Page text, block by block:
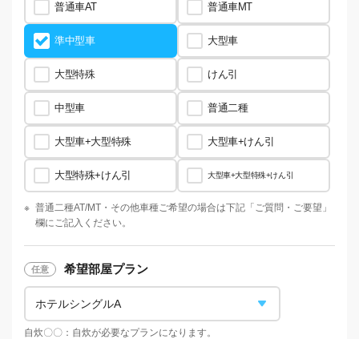
普通車AT 普通車MT
準中型車 大型車
大型特殊 けん引
中型車 普通二種
大型車+大型特殊 大型車+けん引
大型特殊+けん引 大型車+大型特殊+けん引
※ 普通二種AT/MT・ その他車種ご希望の場合は下記「ご質問・ご要望」
欄にご記入ください。
希望部屋プラン
自炊〇〇：自炊が必要なプランになります。